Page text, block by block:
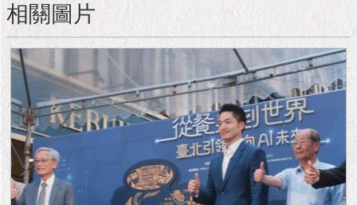
聯
絡
我
們
（陳
情
系
統
1999）
相關圖片